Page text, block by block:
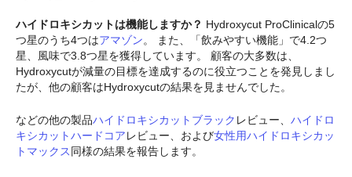
ハイドロキシカットは機能しますか？ Hydroxycut ProClinicalの5
つ星のうち4つはアマゾン。 また、「飲みやすい機能」で4.2つ
星、風味で3.8つ星を獲得しています。 顧客の大多数は、
Hydroxycutが減量の目標を達成するのに役立つことを発見しまし
たが、他の顧客はHydroxycutの結果を見ませんでした。
などの他の製品ハイドロキシカットブラック レビュー、 ハイドロ
キシカットハードコアレビュー、および女性用ハイドロキシカッ
トマックス同様の結果を報告します。